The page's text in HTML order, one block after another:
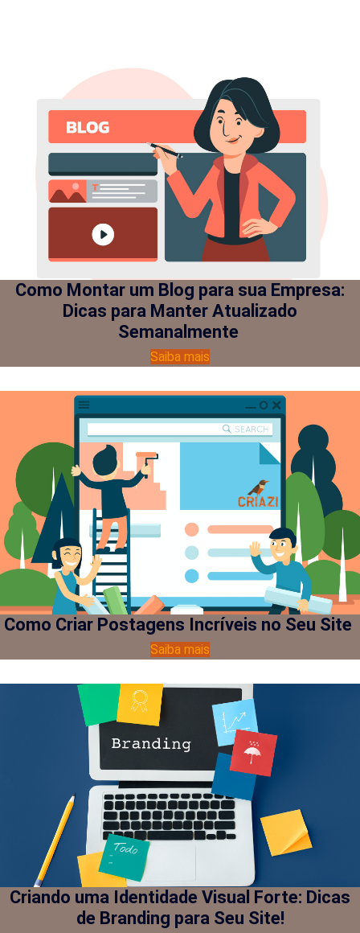
Como Montar um Blog para sua Empresa:
Dicas para Manter Atualizado
Semanalmente
Saiba mais
Como Criar Postagens Incríveis no Seu Site
Saiba mais
Criando uma Identidade Visual Forte: Dicas
de Branding para Seu Site!